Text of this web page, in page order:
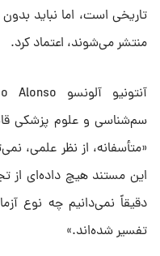
تاریخی است، اما نباید
منتشر می‌شوند، اعتماد کرد.
سم‌شناسی و علوم پزشکی
«متأسفانه، از نظر علمی،
دقیقاً نمی‌دانیم چه نوع
تفسیر شده‌اند.»